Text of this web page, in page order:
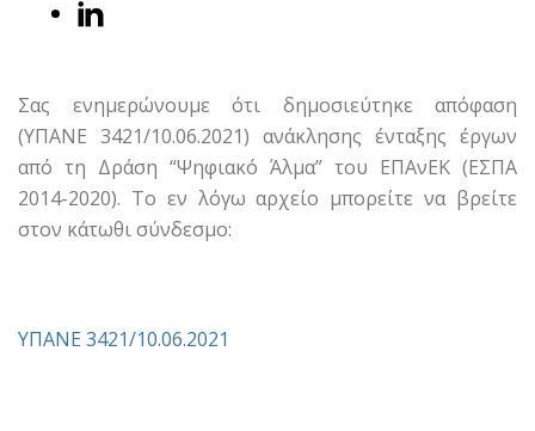
Σας ενημερώνουμε ότι δημοσιεύτηκε απόφαση
(ΥΠΑΝΕ 3421/10.06.2021) ανάκλησης ένταξης έργων
από τη Δράση “Ψηφιακό Άλμα” του ΕΠΑνΕΚ (ΕΣΠΑ
2014-2020). Το εν λόγω αρχείο μπορείτε να βρείτε
στον κάτωθι σύνδεσμο:
ΥΠΑΝΕ 3421/10.06.2021